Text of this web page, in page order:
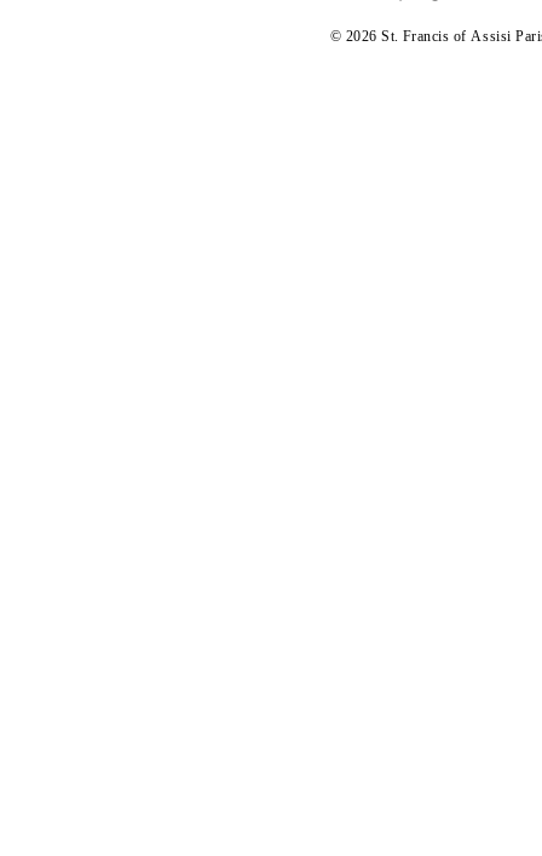
© 2026 St. Francis ofAssisi